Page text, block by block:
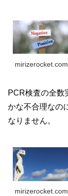
mirizerocket.com
PCR検査の全数
かな不合理なの
なりません。
mirizerocket.com